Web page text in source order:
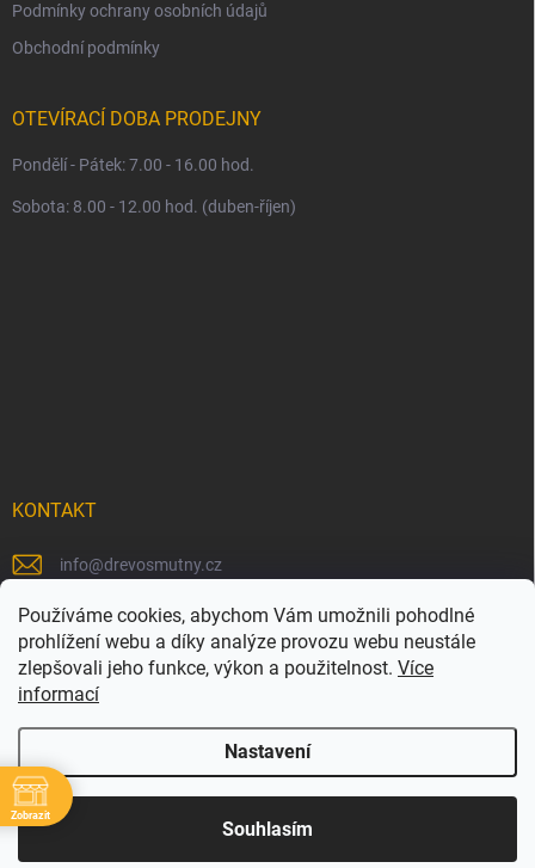
Používáme cookies, abychom Vám umožnili pohodlné
prohlížení webu a díky analýze provozu webu neustále
zlepšovali jeho funkce, výkon a použitelnost. Více
informací
Nastavení
Souhlasím
Podmínky ochrany osobních údajů
Obchodní podmínky
OTEVÍRACÍ DOBA PRODEJNY
Pondělí - Pátek: 7.00 - 16.00 hod.
Sobota: 8.00 - 12.00 hod. (duben-říjen)
KONTAKT
info@drevosmutny.cz
+420 725 710 840
https://www.facebook.com/drevosmutny/
drevosmutny/
Dřevosmutný . Všechna práva vyhrazena.
Zobrazit